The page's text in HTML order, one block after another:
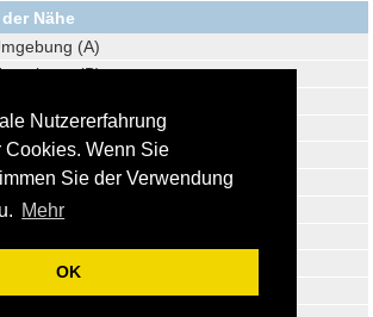
Nutzererfahrung
Cookies. Wenn Sie
Sie der Verwendung
Mehr
OK
Nähe
(A)
(B)
(D)
(E)
(F)
(G)
(I)